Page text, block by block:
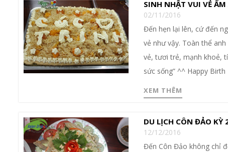
SINH NHẬT VUI VẺ
02/11/2016
Đến hẹn lại lên, cứ đến
vẻ như vậy. Toàn thể
vẻ, tươi trẻ, mạnh khoẻ,
sức sống” ^^ Happy Birth
XEM THÊM
DU LỊCH CÔN ĐẢO KỲ
12/12/2016
Đến Côn Đảo không chỉ